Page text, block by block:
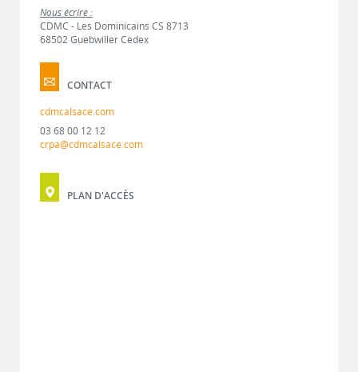
Nous écrire :
CDMC - Les Dominicains CS 8713
68502 Guebwiller Cedex
CONTACT
cdmcalsace.com
03 68 00 12 12
crpa@cdmcalsace.com
PLAN D'ACCÈS